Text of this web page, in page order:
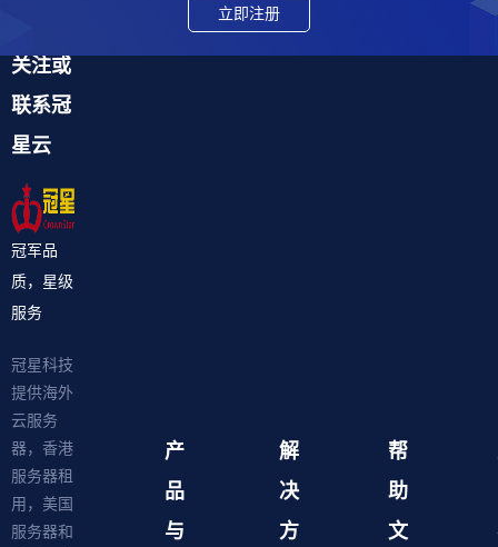
立即注册
关注或
联系冠
星云
冠军品
质，星级
服务
冠星科技
提供海外
云服务
器，香港
服务器租
用，美国
服务器和
产
品
与
解
决
方
帮
助
文